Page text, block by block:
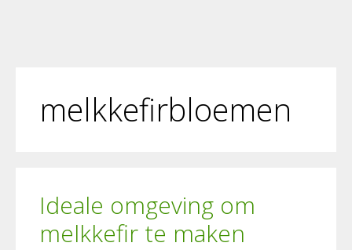
melkkefirbloemen
Ideale omgeving om
melkkefir te maken